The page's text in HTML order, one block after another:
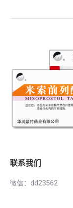
联系我们
微信：dd23562